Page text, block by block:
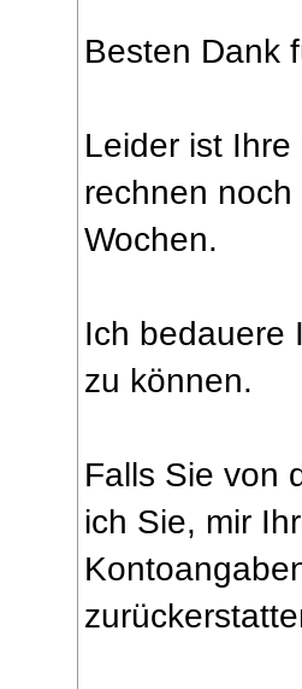
Besten Dank
Leider ist
rechnen noch
Wochen.
Ich bedauere
zu können.
Falls Sie von
ich Sie, mir